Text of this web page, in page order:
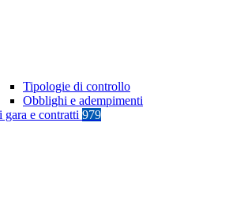
Tipologie di controllo
Obblighi e adempimenti
gara e contratti 979